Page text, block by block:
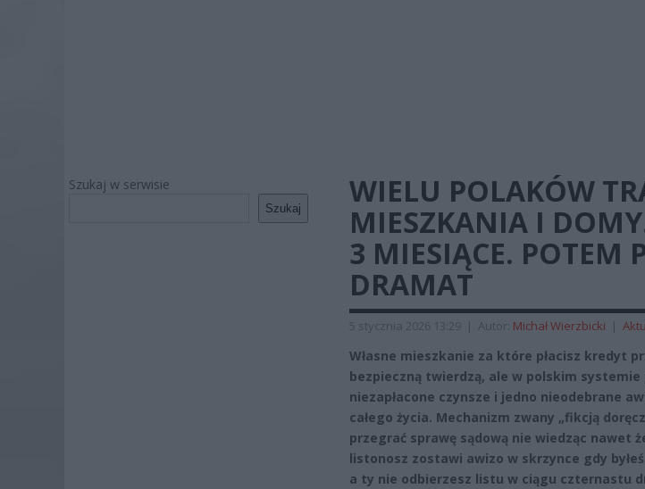
Szukaj w serwisie
Szukaj
WIELU POLAKÓW
MIESZKANIA I
3 MIESIĄCE. POTEM
DRAMAT
5 stycznia 2026 13:29 | Autor: Michał Wierzbicki |
Własne mieszkanie za które płacisz kredyt
bezpieczną twierdzą, ale w polskim
niezapłacone czynsze i jedno nieodebrane
całego życia. Mechanizm zwany „fikcją
przegrać sprawę sądową nie wiedząc nawet
listonosz zostawi awizo w skrzynce gdy
a ty nie odbierzesz listu w ciągu czternastu